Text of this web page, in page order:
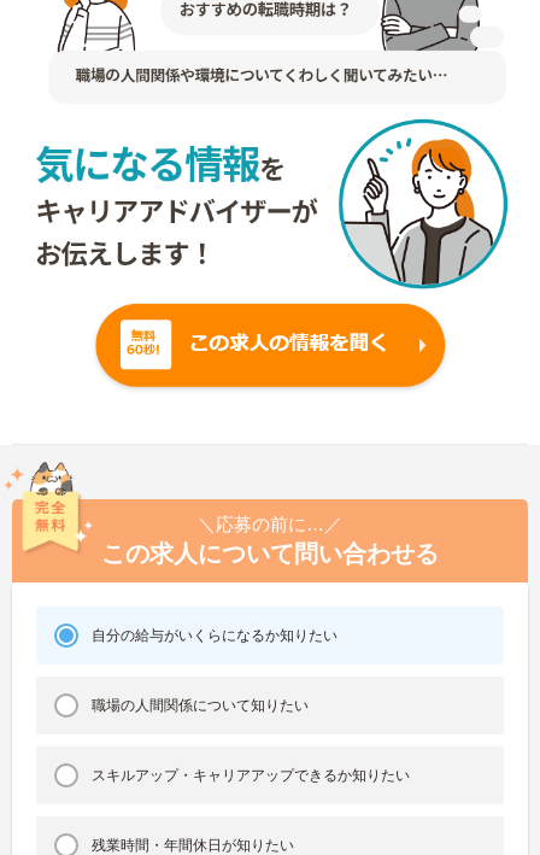
＼応募の前に…／
この求人について問い合わせる
自分の給与がいくらになるか知りたい
職場の人間関係について知りたい
スキルアップ・キャリアアップできるか知りたい
残業時間・年間休日が知りたい